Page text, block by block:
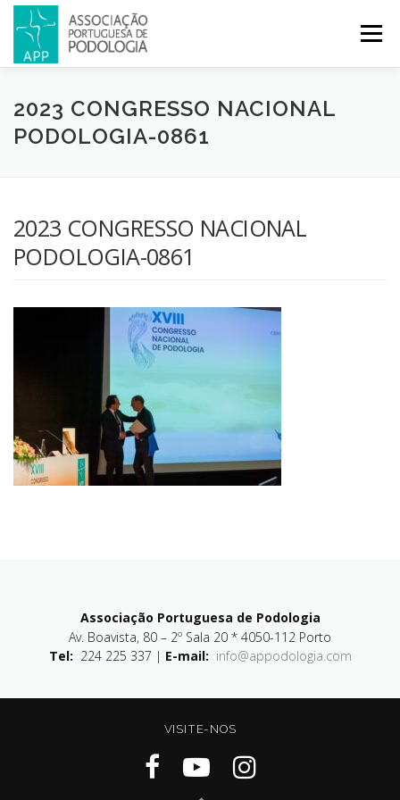
Menu
APP PODOLOGIA LICENCIATURA EM PODOLOGIA
CONGRESSOS REVISTA CONTACTOS
2023 CONGRESSO NACIONAL
PODOLOGIA-0861
2023 CONGRESSO NACIONAL
PODOLOGIA-0861
Associação Portuguesa de Podologia
Av. Boavista, 80 – 2º Sala 20 * 4050-112 Porto
Tel: 224 225 337 | E-mail: info@appodologia.com
VISITE-NOS